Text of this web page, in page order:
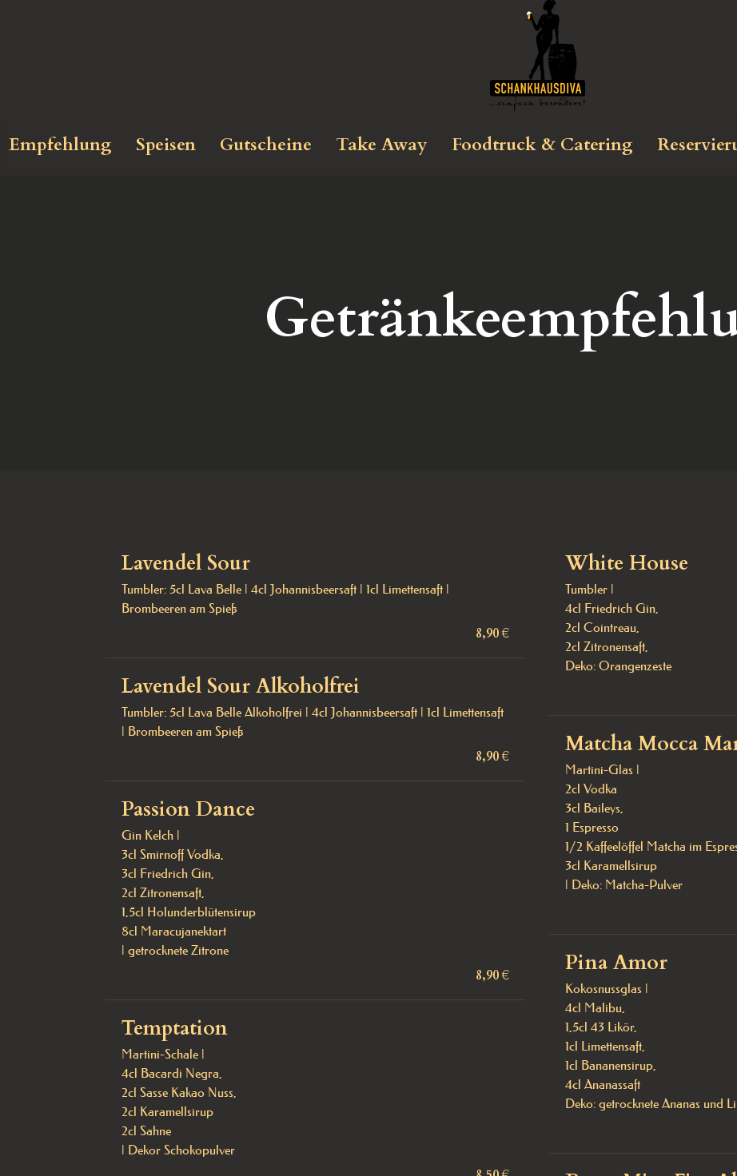
Empfehlung Speisen Gutscheine Take Away Foodtruck & Catering
Lavendel Sour
Tumbler: 5cl Lava Belle | 4cl Johannisbeersaft | 1cl Limettensaft |
Brombeeren am Spieß
8,90 €
Lavendel Sour Alkoholfrei
Tumbler: 5cl Lava Belle Alkoholfrei | 4cl Johannisbeersaft | 1cl Limettensaft
| Brombeeren am Spieß
8,90 €
Passion Dance
Gin Kelch |
3cl Smirnoff Vodka,
3cl Friedrich Gin,
2cl Zitronensaft,
1,5cl Holunderblütensirup
8cl Maracujanektart
| getrocknete Zitrone
8,90 €
Temptation
Martini-Schale |
4cl Bacardi Negra,
2cl Sasse Kakao Nuss,
2cl Karamellsirup
2cl Sahne
| Dekor Schokopulver
White House
Tumbler |
4cl Friedrich Gin,
2cl Cointreau,
2cl Zitronensaft,
Deko: Orangenzeste
Matcha Mocca
Martini-Glas |
2cl Vodka
3cl Baileys,
1 Espresso
1/2 Kaffeelöffel Matcha im
3cl Karamellsirup
| Deko: Matcha-Pulver
Pina Amor
Kokosnussglas |
4cl Malibu,
1,5cl 43 Likör,
1cl Limettensaft,
1cl Bananensirup,
4cl Ananassaft
Deko: getrocknete Ananas und